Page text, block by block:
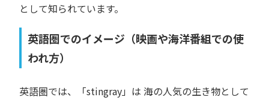
として知られています。
英語圏でのイメージ（映画や海洋番組での使
われ方）
英語圏では、「stingray」は 海の人気の生き物として